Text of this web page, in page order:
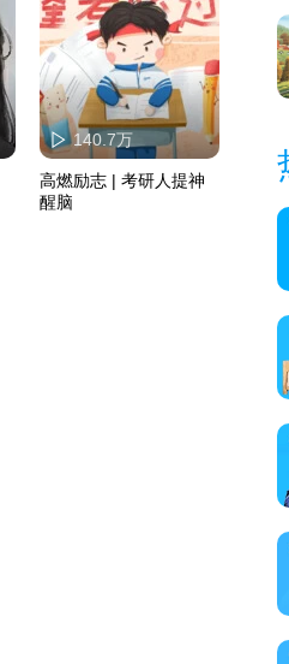
140.7万
高燃励志 | 考研人提神
醒脑